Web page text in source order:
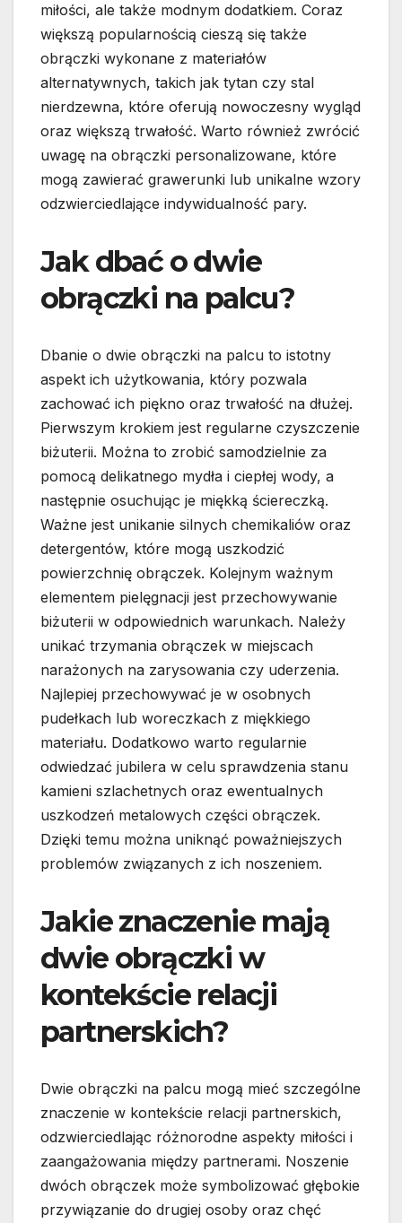
miłości, ale także modnym dodatkiem. Coraz
większą popularnością cieszą się także
obrączki wykonane z materiałów
alternatywnych, takich jak tytan czy stal
nierdzewna, które oferują nowoczesny wygląd
oraz większą trwałość. Warto również zwrócić
uwagę na obrączki personalizowane, które
mogą zawierać grawerunki lub unikalne wzory
odzwierciedlające indywidualność pary.
Jak dbać o dwie
obrączki na palcu?
Dbanie o dwie obrączki na palcu to istotny
aspekt ich użytkowania, który pozwala
zachować ich piękno oraz trwałość na dłużej.
Pierwszym krokiem jest regularne czyszczenie
biżuterii. Można to zrobić samodzielnie za
pomocą delikatnego mydła i ciepłej wody, a
następnie osuchując je miękką ściereczką.
Ważne jest unikanie silnych chemikaliów oraz
detergentów, które mogą uszkodzić
powierzchnię obrączek. Kolejnym ważnym
elementem pielęgnacji jest przechowywanie
biżuterii w odpowiednich warunkach. Należy
unikać trzymania obrączek w miejscach
narażonych na zarysowania czy uderzenia.
Najlepiej przechowywać je w osobnych
pudełkach lub woreczkach z miękkiego
materiału. Dodatkowo warto regularnie
odwiedzać jubilera w celu sprawdzenia stanu
kamieni szlachetnych oraz ewentualnych
uszkodzeń metalowych części obrączek.
Dzięki temu można uniknąć poważniejszych
problemów związanych z ich noszeniem.
Jakie znaczenie mają
dwie obrączki w
kontekście relacji
partnerskich?
Dwie obrączki na palcu mogą mieć szczególne
znaczenie w kontekście relacji partnerskich,
odzwierciedlając różnorodne aspekty miłości i
zaangażowania między partnerami. Noszenie
dwóch obrączek może symbolizować głębokie
przywiązanie do drugiej osoby oraz chęć